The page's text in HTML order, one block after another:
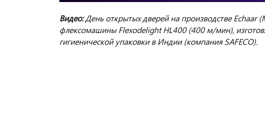
Видео:День открытых дверей на производстве
флексомашины Flexodelight HL400 (400 м/мин),
гигиенической упаковки в Индии (компания SAFECO).